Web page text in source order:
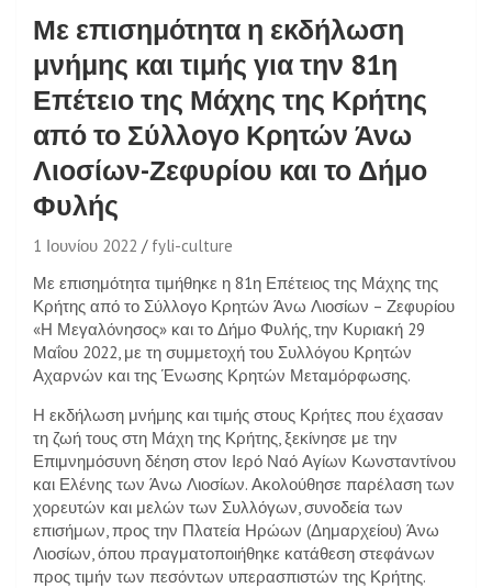
Με επισημότητα η εκδήλωση
μνήμης και τιμής για την 81η
Επέτειο της Μάχης της Κρήτης
από το Σύλλογο Κρητών Άνω
Λιοσίων-Ζεφυρίου και το Δήμο
Φυλής
1 Ιουνίου 2022
fyli-culture
Με επισημότητα τιμήθηκε η 81η Επέτειος της Μάχης της
Κρήτης από το Σύλλογο Κρητών Άνω Λιοσίων – Ζεφυρίου
«Η Μεγαλόνησος» και το Δήμο Φυλής, την Κυριακή 29
Μαΐου 2022, με τη συμμετοχή του Συλλόγου Κρητών
Αχαρνών και της Ένωσης Κρητών Μεταμόρφωσης.
Η εκδήλωση μνήμης και τιμής στους Κρήτες που έχασαν
τη ζωή τους στη Μάχη της Κρήτης, ξεκίνησε με την
Επιμνημόσυνη δέηση στον Ιερό Ναό Αγίων Κωνσταντίνου
και Ελένης των Άνω Λιοσίων. Ακολούθησε παρέλαση των
χορευτών και μελών των Συλλόγων, συνοδεία των
επισήμων, προς την Πλατεία Ηρώων (Δημαρχείου) Άνω
Λιοσίων, όπου πραγματοποιήθηκε κατάθεση στεφάνων
προς τιμήν των πεσόντων υπερασπιστών της Κρήτης.